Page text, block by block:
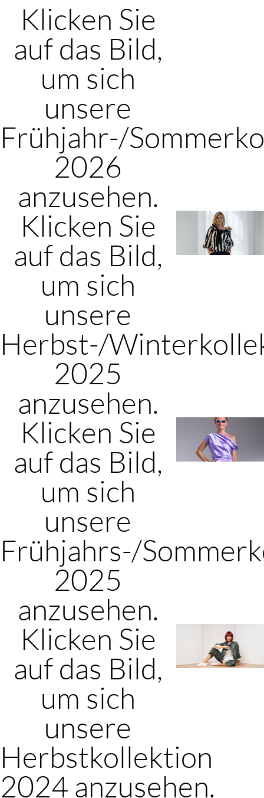
Klicken Sie
auf das Bild,
um sich
unsere
Frühjahr-/
2026
anzusehen.
Klicken Sie
auf das Bild,
um sich
unsere
Herbst-/
2025
anzusehen.
Klicken Sie
auf das Bild,
um sich
unsere
Frühjahrs-/
2025
anzusehen.
Klicken Sie
auf das Bild,
um sich
unsere
Herbstkollektion
2024 anzusehen.